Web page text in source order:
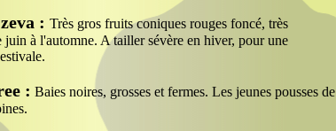
: Très gros fruits coniques rouges foncé, très
juin à l'automne. A tailler sévère en hiver, pour une
: Baies noires, grosses et fermes. Les jeunes pousses de